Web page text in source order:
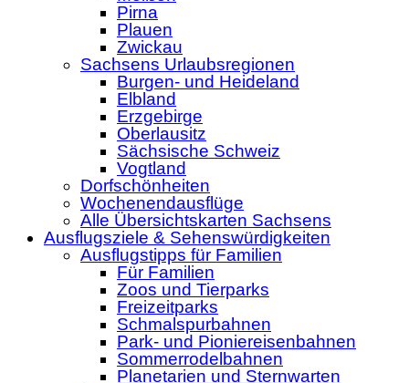
Pirna
Plauen
Zwickau
Sachsens Urlaubsregionen
Burgen- und Heideland
Elbland
Erzgebirge
Oberlausitz
Sächsische Schweiz
Vogtland
Dorfschönheiten
Wochenendausflüge
Alle Übersichtskarten Sachsens
Ausflugsziele & Sehenswürdigkeiten
Ausflugstipps für Familien
Für Familien
Zoos und Tierparks
Freizeitparks
Schmalspurbahnen
Park- und Pioniereisenbahnen
Sommerrodelbahnen
Planetarien und Sternwarten